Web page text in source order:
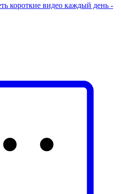
короткие видео каждый день -